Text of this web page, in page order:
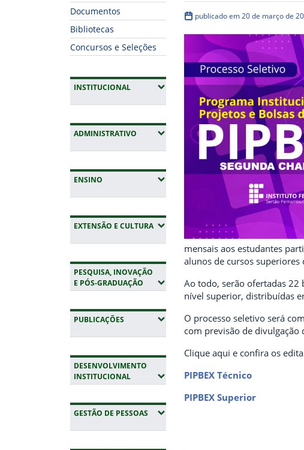
Documentos
Bibliotecas
Concursos e Seleções
INSTITUCIONAL(EXPANDIR SUBMENUS)
ADMINISTRATIVO (EXPANDIR SUBMENUS)
ENSINO (EXPANDIR SUBMENUS)
EXTENSÃO E CULTURA(EXPANDIR SUBMENUS)
PESQUISA, INOVAÇÃO
E PÓS-GRADUAÇÃO (EXPANDIR SUBMENUS)
PUBLICAÇÕES (EXPANDIR SUBMENUS)
DESENVOLVIMENTO
INSTITUCIONAL(EXPANDIR SUBMENUS)
GESTÃO DE PESSOAS (EXPANDIR SUBMENUS)
publicado em 20 de março de
mensais aos estudantes
alunos de cursos
Ao todo, serão ofertadas 22
nível superior, distribuídas
O processo seletivo será
com previsão de
Clique aqui e confira os
PIPBEX Técnico
PIPBEX Superior